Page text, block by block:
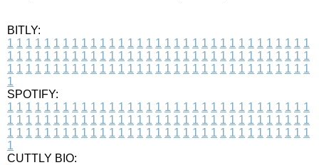
BITLY:
1 1 1 1 1 1 1 1 1 1 1 1 1 1 1 1 1 1 1 1 1 1 1 1 1 1 1 1 1 1 1 1 1
1 1 1 1 1 1 1 1 1 1 1 1 1 1 1 1 1 1 1 1 1 1 1 1 1 1 1 1 1 1 1 1 1
1 1 1 1 1 1 1 1 1 1 1 1 1 1 1 1 1 1 1 1 1 1 1 1 1 1 1 1 1 1 1 1 1
1
SPOTIFY:
1 1 1 1 1 1 1 1 1 1 1 1 1 1 1 1 1 1 1 1 1 1 1 1 1 1 1 1 1 1 1 1 1
1 1 1 1 1 1 1 1 1 1 1 1 1 1 1 1 1 1 1 1 1 1 1 1 1 1 1 1 1 1 1 1 1
1 1 1 1 1 1 1 1 1 1 1 1 1 1 1 1 1 1 1 1 1 1 1 1 1 1 1 1 1 1 1 1 1
1
CUTTLY BIO: